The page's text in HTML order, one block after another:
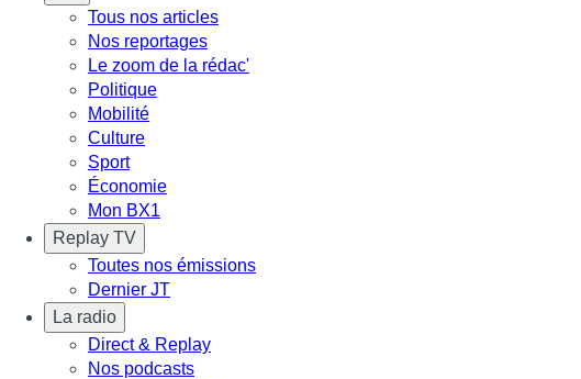
Tous nos articles
Nos reportages
Le zoom de la rédac'
Politique
Mobilité
Culture
Sport
Économie
Mon BX1
Replay TV
Toutes nos émissions
Dernier JT
La radio
Direct & Replay
Nos podcasts